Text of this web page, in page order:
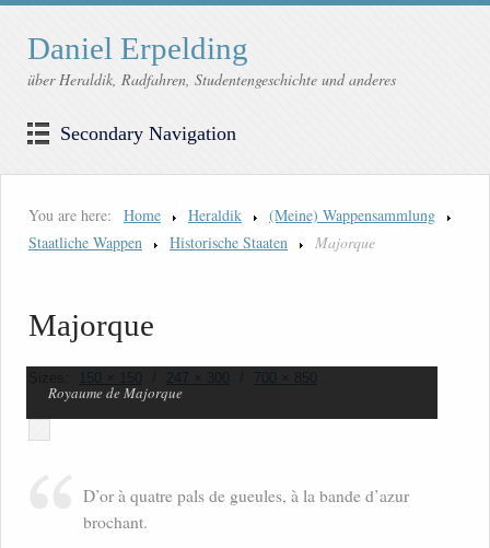
Daniel Erpelding
über Heraldik, Radfahren, Studentengeschichte und anderes
Secondary Navigation
You are here: Home Heraldik
(Meine) Wappensammlung
Staatliche Wappen
Historische Staaten Majorque
Majorque
150 × 150 247 × 300 700 × 850
Royaume de Majorque
D’or à quatre pals de gueules, à la bande d’azur
brochant.